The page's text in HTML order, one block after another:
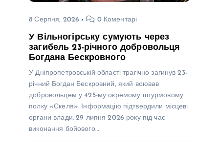
8 Серпня, 2026 0 Коментарі
У Вільногірську сумують через
загибель 23-річного добровольця
Богдана Бескровного
У Дніпропетровській області трагічно загинув 23-
річний Богдан Бескровний, який воював
добровольцем у 425-му окремому штурмовому
полку «Скеля». Інформацію підтвердили місцеві
органи влади. 29 липня 2026 року під час
виконання бойового…